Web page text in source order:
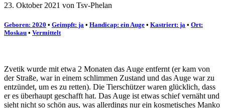
23. Oktober 2021 von Tsv-Phelan
Geboren: 2020 • Geimpft: ja • Handicap: ein Auge • Kastriert: ja • Ort:
Moskau • Vermittelt
Zvetik wurde mit etwa 2 Monaten das Auge entfernt (er kam von
der Straße, war in einem schlimmen Zustand und das Auge war zu
entzündet, um es zu retten). Die Tierschützer waren glücklich, dass
er es überhaupt geschafft hat. Das Auge ist etwas schief vernäht und
sieht nicht so schön aus, was allerdings nur ein kosmetisches Manko